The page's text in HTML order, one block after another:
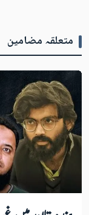
متعلقہ مضامین